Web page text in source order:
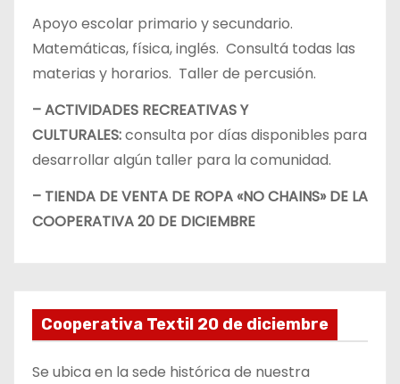
Apoyo escolar primario y secundario.
Matemáticas, física, inglés. Consultá todas las
materias y horarios. Taller de percusión.
– ACTIVIDADES RECREATIVAS Y
CULTURALES:consulta por días disponibles para
desarrollar algún taller para la comunidad.
– TIENDA DE VENTA DE ROPA «NO CHAINS» DE LA
COOPERATIVA 20 DE DICIEMBRE
Cooperativa Textil 20 de diciembre
Se ubica en la sede histórica de nuestra